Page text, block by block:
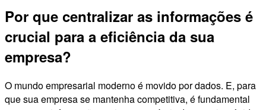
Por que centralizar as informações é
crucial para a eficiência da sua
empresa?
O mundo empresarial moderno é movido por dados. E, para
que sua empresa se mantenha competitiva, é fundamental